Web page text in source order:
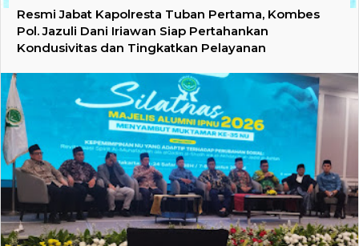
Resmi Jabat Kapolresta Tuban Pertama, Kombes
Pol. Jazuli Dani Iriawan Siap Pertahankan
Kondusivitas dan Tingkatkan Pelayanan